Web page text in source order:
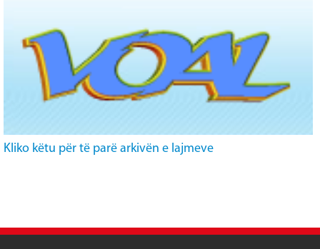
Kliko këtu për të parë arkivën e lajmeve